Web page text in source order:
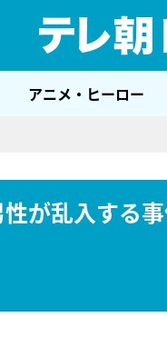
アニメ・ヒーロー
性が乱入する